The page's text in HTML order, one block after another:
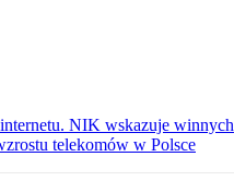
NIK wskazuje winnych
telekomów w Polsce